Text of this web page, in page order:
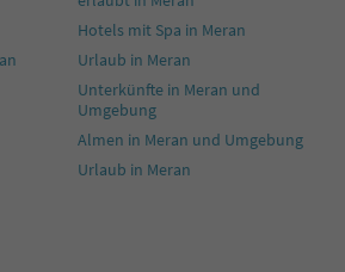
Hotels mit Spa in Meran
Urlaub in Meran
Unterkünfte in Meran und
Umgebung
Almen in Meran und Umgebung
Urlaub in Meran